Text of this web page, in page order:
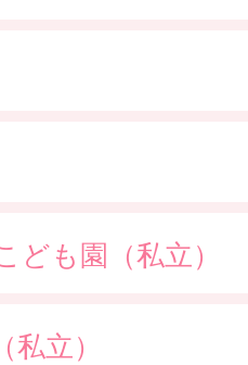
ども園（私立）
立）